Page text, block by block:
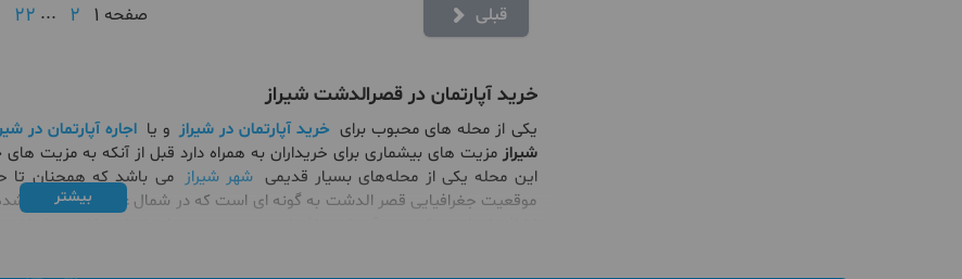
قبلی صفحه 1
2
...
22
خرید آپارتمان در قصرالدشت شیراز
یکی از محله های محبوب برای خرید آپارتمان در شیراز و یا اجاره آپارتمان در
شیراز مزیت های بیشماری برای خریداران به همراه دارد قبل از آنکه به مزیت های
این محله یکی از محله‌های بسیار قدیمی شهر شیراز می باشد که همچنان تا
موقعیت جغرافیایی قصر الدشت به گونه ای است که در شمال غرب شیراز واقع
بیشتر